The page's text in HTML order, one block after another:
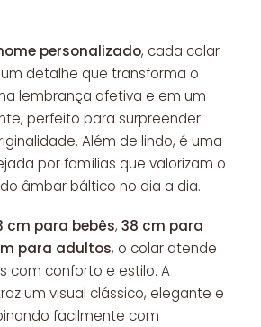
personalizado, cada colar
um detalhe que transforma o
lembrança afetiva e em um
perfeito para surpreender
Além de lindo, é uma
por famílias que valorizam o
âmbar báltico no dia a dia.
cm para bebês, 38 cm para
para adultos, o colar atende
com conforto e estilo. A
um visual clássico, elegante e
facilmente com